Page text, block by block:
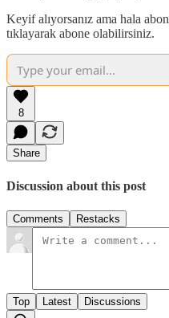
Keyif alıyorsanız ama hala
tıklayarak abone olabilirsiniz.
8
Share
Discussion about this post
Comments Restacks
Top Latest Discussions